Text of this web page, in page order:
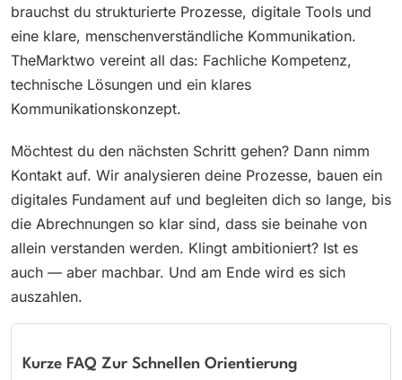
brauchst du strukturierte Prozesse, digitale Tools und
eine klare, menschenverständliche Kommunikation.
TheMarktwo vereint all das: Fachliche Kompetenz,
technische Lösungen und ein klares
Kommunikationskonzept.
Möchtest du den nächsten Schritt gehen? Dann nimm
Kontakt auf. Wir analysieren deine Prozesse, bauen ein
digitales Fundament auf und begleiten dich so lange, bis
die Abrechnungen so klar sind, dass sie beinahe von
allein verstanden werden. Klingt ambitioniert? Ist es
auch — aber machbar. Und am Ende wird es sich
auszahlen.
Kurze FAQ Zur Schnellen Orientierung